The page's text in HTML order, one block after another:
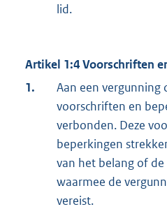
lid.
Artikel 1:4 Voorschriften
1.
Aan een
voorschriften en
verbonden. Deze
beperkingen
van het belang of
waarmee de
vereist.